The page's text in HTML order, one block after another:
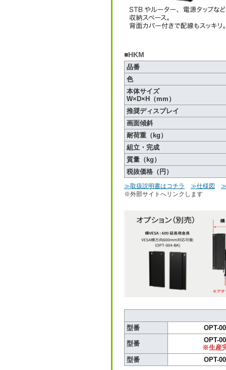
■HKM
品番
色
本体サイズ
W×D×H（mm）
推奨ディスプレイ
画面傾斜
耐荷重（kg）
組立・完成
質量（kg）
税抜価格（円）
≫取扱説明書はコチラ ≫仕様図
≫
※外部サイトへリンクします
型番 OPT-
型番
OPT-
※生産
型番
OPT-